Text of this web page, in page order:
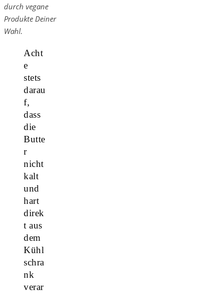
durch vegane
Produkte Deiner
Wahl.
Acht
e
stets
darau
f,
dass
die
Butte
r
nicht
kalt
und
hart
direk
t aus
dem
Kühl
schra
nk
verar